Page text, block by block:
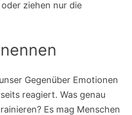
ziehen nur die
Gegenüber Emotionen
reagiert. Was genau
Es mag Menschen